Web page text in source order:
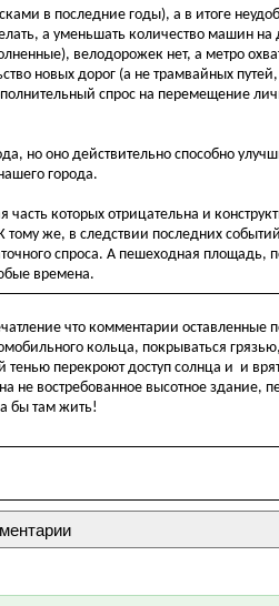
в последние годы), а в итоге
а уменьшать количество машин на
велодорожек нет, а метро
новых дорог (а не трамвайных
спрос на перемещение
но оно действительно способно
города.
которых отрицательна и
тому же, в следствии последних
спроса. А пешеходная площадь,
времена.
что комментарии оставленные
кольца, покрываться
перекроют доступ солнца и и
востребованное высотное здание,
бы там жить!